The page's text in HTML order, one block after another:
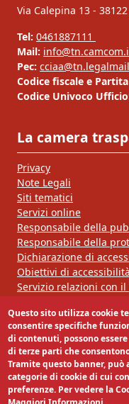
Via Calepina 13 -
Tel: 0461887111
Mail:
Pec:
Codice fiscale e
Codice Univoco
La camera
Privacy
Note Legali
Siti tematici
Servizi online
Responsabile della
Responsabile della
Dichiarazione di
Obiettivi di accessibilità
Servizio relazioni con
Segui la nostra
Questo sito utilizza cookie
consentire specifiche
di contenuti, possono
di terze parti che
Tramite questo banner, può
categorie di cookie di cui
preferenze. Per vedere la